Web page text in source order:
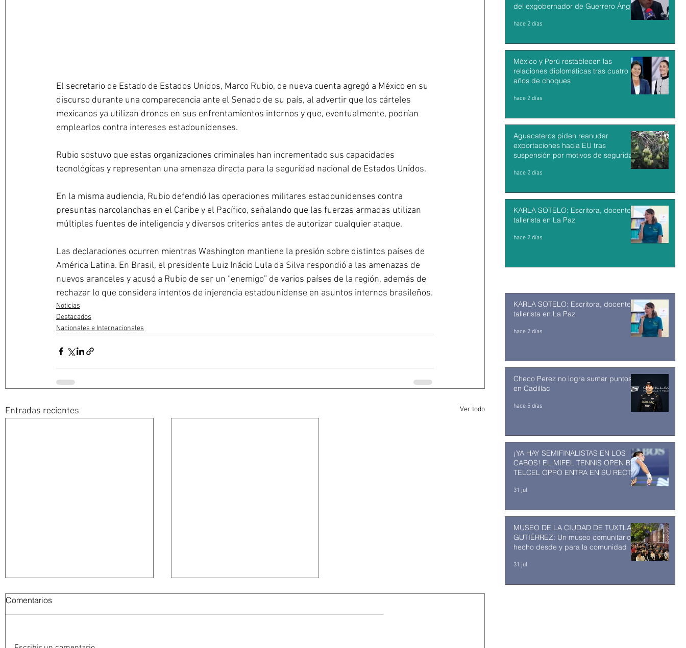
El secretario de Estado de Estados Unidos, Marco Rubio, de nueva cuenta agregó a México en su
discurso durante una comparecencia ante el Senado de su país, al advertir que los cárteles
mexicanos ya utilizan drones en sus enfrentamientos internos y que, eventualmente, podrían
emplearlos contra intereses estadounidenses.
Rubio sostuvo que estas organizaciones criminales han incrementado sus capacidades
tecnológicas y representan una amenaza directa para la seguridad nacional de Estados Unidos.
En la misma audiencia, Rubio defendió las operaciones militares estadounidenses contra
presuntas narcolanchas en el Caribe y el Pacífico, señalando que las fuerzas armadas utilizan
múltiples fuentes de inteligencia y diversos criterios antes de autorizar cualquier ataque.
Las declaraciones ocurren mientras Washington mantiene la presión sobre distintos países de
América Latina. En Brasil, el presidente Luiz Inácio Lula da Silva respondió a las amenazas de
nuevos aranceles y acusó a Rubio de ser un “enemigo” de varios países de la región, además de
rechazar lo que considera intentos de injerencia estadounidense en asuntos internos brasileños.
Noticias
Destacados
Nacionales e Internacionales
Entradas recientes Ver todo
Comentarios
del exgobernador de Guerrero Ángel
hace 2 días
México y Perú restablecen las
relaciones diplomáticas tras cuatro
años de choques
hace 2 días
Aguacateros piden reanudar
exportaciones hacia EU tras
suspensión por motivos de seguridad
hace 2 días
KARLA SOTELO: Escritora, docente y
tallerista en La Paz
hace 2 días
KARLA SOTELO: Escritora, docente y
tallerista en La Paz
hace 2 días
Checo Perez no logra sumar puntos
en Cadillac
hace 5 días
¡YA HAY SEMIFINALISTAS EN LOS
CABOS! EL MIFEL TENNIS OPEN BY
TELCEL OPPO ENTRA EN SU RECTA
31 jul
MUSEO DE LA CIUDAD DE TUXTLA
GUTIÉRREZ: Un museo comunitario
hecho desde y para la comunidad
31 jul